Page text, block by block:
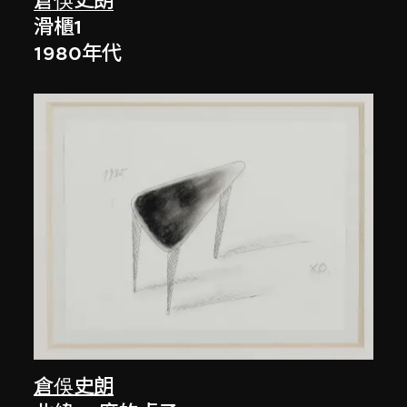
滑櫃1
1980年代
倉俁史朗